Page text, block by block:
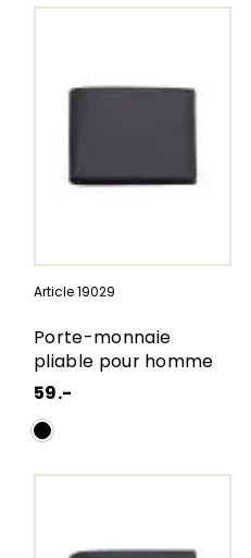
Article 19029
Porte-monnaie
pliable pour homme
59.-